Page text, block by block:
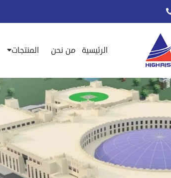
الرئيسية من نحن المنتجات